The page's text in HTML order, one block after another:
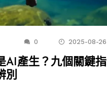
0 2025-08-26
AI產生？九個關鍵指
別